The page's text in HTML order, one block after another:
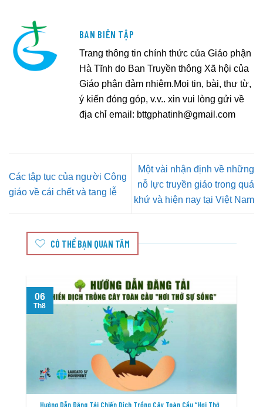
BAN BIÊN TẬP
Trang thông tin chính thức của Giáo phận
Hà Tĩnh do Ban Truyền thông Xã hội của
Giáo phận đảm nhiệm.Mọi tin, bài, thư từ,
ý kiến đóng góp, v.v.. xin vui lòng gửi về
địa chỉ email: bttgphatinh@gmail.com
Các tập tục của người Công
giáo về cái chết và tang lễ
Một vài nhận định về những
nỗ lực truyền giáo trong quá
khứ và hiện nay tại Việt Nam
CÓ THỂ BẠN QUAN TÂM
Hướng Dẫn Đăng Tải Chiến Dịch Trồng Cây Toàn Cầu “Hơi Thở
06
Th8